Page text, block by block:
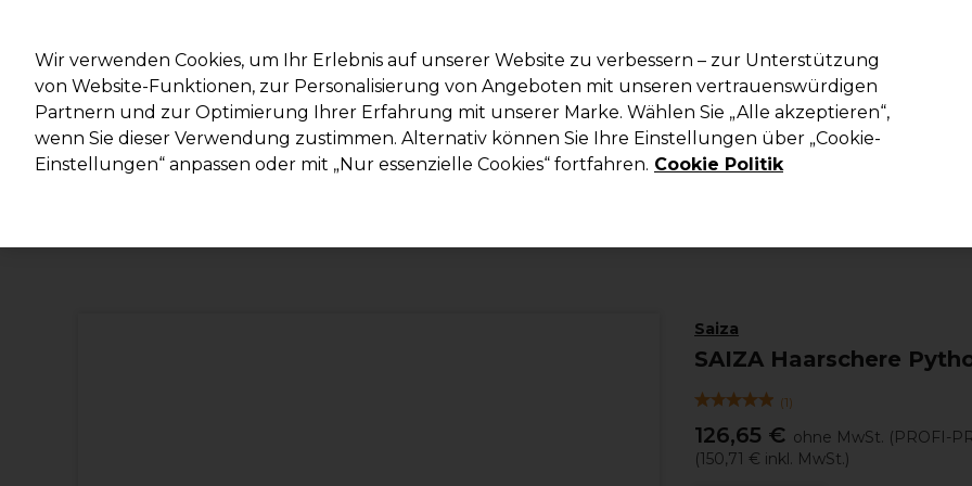
Suchen
Marken Deals Haare Elektrogeräte Saloneinrichtung Kosmetik Herrenfriseur Inspiration Die Professional
Lieferung und Lieferzeiten
Saiza
SAIZA Haarschere
(1)
126,65 € ohne MwSt. (PROFI-
(150,71 € inkl. MwSt.)
Wir verwenden Cookies, um Ihr Erlebnis auf unserer Website zu verbessern – zur Unterstützung
von Website-Funktionen, zur Personalisierung von Angeboten mit unseren vertrauenswürdigen
Partnern und zur Optimierung Ihrer Erfahrung mit unserer Marke. Wählen Sie „Alle akzeptieren“,
wenn Sie dieser Verwendung zustimmen. Alternativ können Sie Ihre Einstellungen über „Cookie-
Einstellungen“ anpassen oder mit „Nur essenzielle Cookies“ fortfahren. Cookie Politik